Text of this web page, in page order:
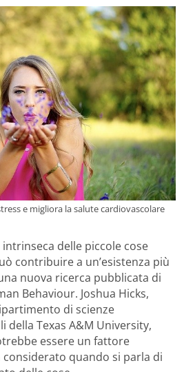
e migliora la salute cardiovascolare
delle piccole cose
contribuire a un’esistenza più
nuova ricerca pubblicata di
Behaviour. Joshua Hicks,
di scienze
della Texas A&M University,
essere un fattore
quando si parla di